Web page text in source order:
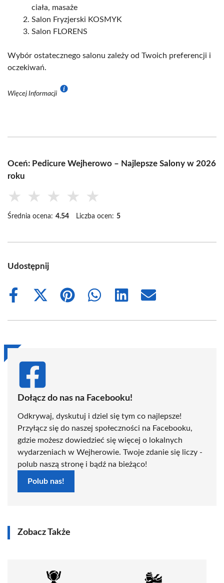
ciała, masaże
Salon Fryzjerski KOSMYK
Salon FLORENS
Wybór ostatecznego salonu zależy od Twoich preferencji i
oczekiwań.
Więcej Informacji
Oceń: Pedicure Wejherowo – Najlepsze Salony w 2026
roku
★ ★ ★ ★ ★
Średnia ocena: 4.54 Liczba ocen: 5
Udostępnij
Share
Share
(Twitter)
Share
Share
Share
Share
Dołącz do nas na Facebooku!
Odkrywaj, dyskutuj i dziel się tym co najlepsze!
Przyłącz się do naszej społeczności na Facebooku,
gdzie możesz dowiedzieć się więcej o lokalnych
wydarzeniach w Wejherowie. Twoje zdanie się liczy -
polub naszą stronę i bądź na bieżąco!
Polub nas!
Zobacz Także